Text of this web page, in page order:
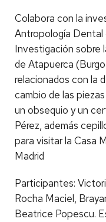
Colabora con la
Antropología Dental
Investigación sobre
de Atapuerca
relacionados con la
cambio de las
un obsequio y un
Pérez, además
para visitar la Casa
Madrid
Participantes:
Rocha Maciel,
Beatrice Popescu.